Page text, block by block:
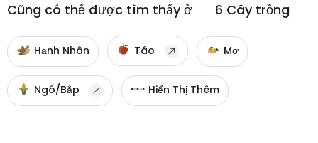
Cũng có thể được tìm thấy ở 6 Cây trồng
Hạnh Nhân Táo Mơ
Ngô/Bắp Hiển Thị Thêm